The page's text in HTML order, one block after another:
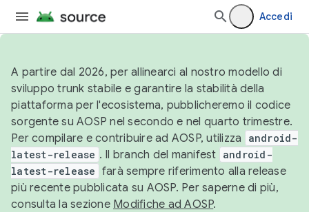
Accedi
A partire dal 2026, per allinearci al nostro modello di
sviluppo trunk stabile e garantire la stabilità della
piattaforma per l'ecosistema, pubblicheremo il codice
sorgente su AOSP nel secondo e nel quarto trimestre.
Per compilare e contribuire ad AOSP, utilizza
android-
latest-release . Il branch del manifest android-
latest-release farà sempre riferimento alla release
più recente pubblicata su AOSP. Per saperne di più,
consulta la sezione Modifiche ad AOSP.